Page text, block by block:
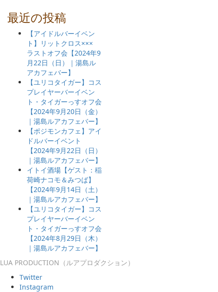
最近の投稿
【アイドルバーイベン
ト】リットクロス×××
ラストオフ会【2024年9
月22日（日）｜湯島ル
アカフェバー】
【ユリコタイガー】コス
プレイヤーバーイベン
ト・タイガーっすオフ会
【2024年9月20日（金）
｜湯島ルアカフェバー】
【ポジモンカフェ】アイ
ドルバーイベント
【2024年9月22日（日）
｜湯島ルアカフェバー】
イトイ酒場【ゲスト：稲
荷崎ナコモ＆みつば】
【2024年9月14日（土）
｜湯島ルアカフェバー】
【ユリコタイガー】コス
プレイヤーバーイベン
ト・タイガーっすオフ会
【2024年8月29日（木）
｜湯島ルアカフェバー】
LUA PRODUCTION（ルアプロダクション）
Twitter
Instagram